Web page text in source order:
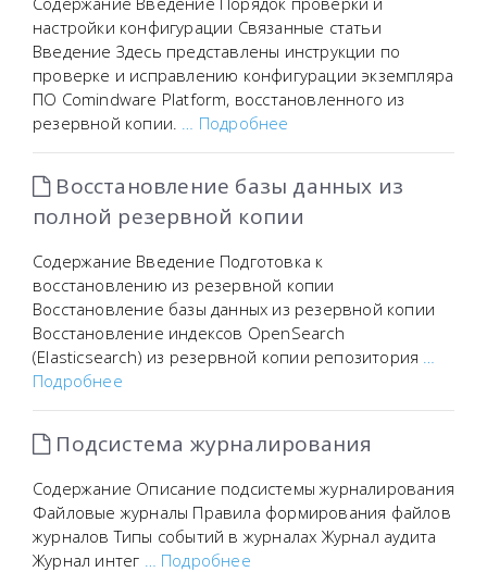
настройки конфигурации Связанные статьи
Введение Здесь представлены инструкции по
проверке и исправлению конфигурации экземпляра
ПО Comindware Platform, восстановленного из
резервной копии. … Подробнее
Восстановление базы данных из
полной резервной копии
Содержание Введение Подготовка к
восстановлению из резервной копии
Восстановление базы данных из резервной копии
Восстановление индексов OpenSearch
(Elasticsearch) из резервной копии репозитория …
Подробнее
Подсистема журналирования
Содержание Описание подсистемы журналирования
Файловые журналы Правила формирования файлов
журналов Типы событий в журналах Журнал аудита
Журнал интег … Подробнее